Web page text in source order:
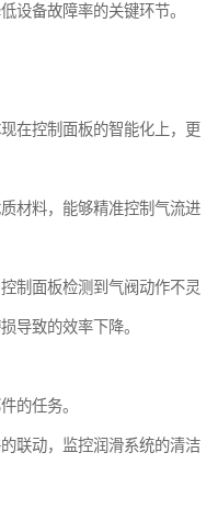
设备故障率的关键环节。
在控制面板的智能化上，更
材料，能够精准控制气流进
制面板检测到气阀动作不灵
导致的效率下降。
的任务。
联动，监控润滑系统的清洁